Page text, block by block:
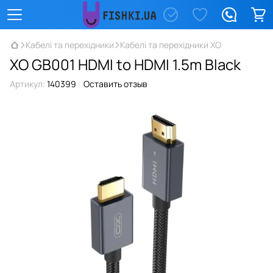
Кабелі та перехідники Кабелі та перехідники XO
XO GB001 HDMI to HDMI 1.5m Black
Артикул: 140399 Оставить отзыв